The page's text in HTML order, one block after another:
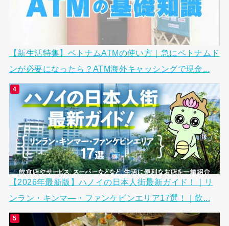
【新生活特集】ベトナムATMの使い方｜急にベトナムド
ンが必要になったら？ATM海外キャッシングで現金...
【2026年最新版】ハノイの日本人街最新ガイド！｜リ
ンラン・キンマ―・ファンケビンエリア17選！｜飲...